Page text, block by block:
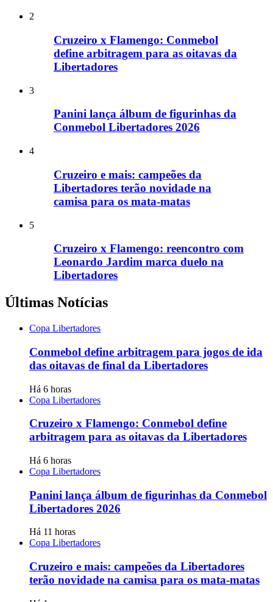
2
Cruzeiro x Flamengo: Conmebol
define arbitragem para as oitavas da
Libertadores
3
Panini lança álbum de figurinhas da
Conmebol Libertadores 2026
4
Cruzeiro e mais: campeões da
Libertadores terão novidade na
camisa para os mata-matas
5
Cruzeiro x Flamengo: reencontro com
Leonardo Jardim marca duelo na
Libertadores
Últimas Notícias
Copa Libertadores
Conmebol define arbitragem para jogos de ida
das oitavas de final da Libertadores
Há 6 horas
Copa Libertadores
Cruzeiro x Flamengo: Conmebol define
arbitragem para as oitavas da Libertadores
Há 6 horas
Copa Libertadores
Panini lança álbum de figurinhas da Conmebol
Libertadores 2026
Há 11 horas
Copa Libertadores
Cruzeiro e mais: campeões da Libertadores
terão novidade na camisa para os mata-matas